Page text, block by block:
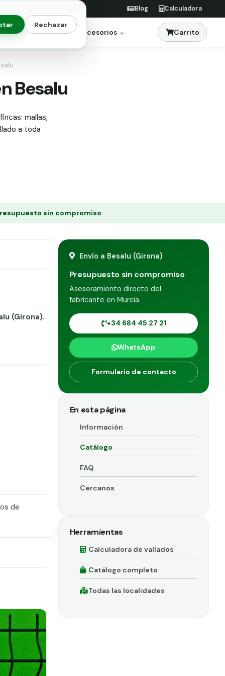
Rechazar
Blog Calculadora
Jardinería Accesorios Carrito
Besalu
mallas,
a toda
sin compromiso
(Girona).
de
Envío a Besalu (Girona)
Presupuesto sin compromiso
Asesoramiento directo del
fabricante en Murcia.
+34 684 45 27 21
WhatsApp
Formulario de contacto
En esta página
Información
Catálogo
FAQ
Cercanos
Herramientas
Calculadora de vallados
Catálogo completo
Todas las localidades